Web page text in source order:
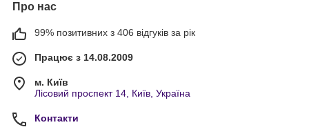
Про нас
99% позитивних з 406 відгуків за рік
Працює з 14.08.2009
м. Київ
Лісовий проспект 14, Київ, Україна
Контакти